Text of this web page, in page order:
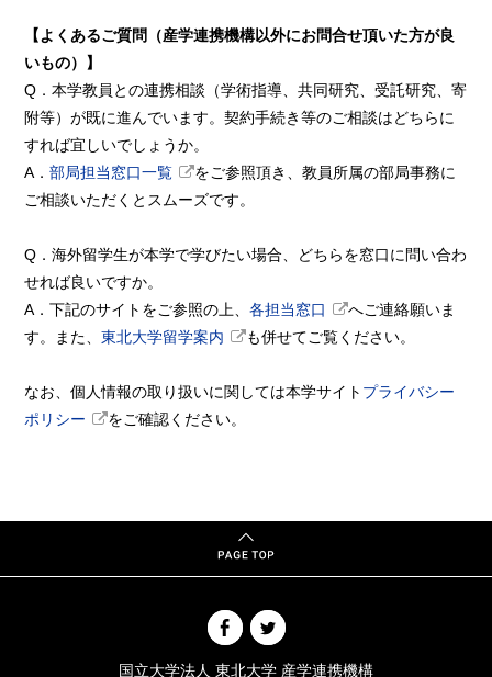
【よくあるご質問（産学連携機構以外にお問合せ頂いた方が良
いもの）】
Q．本学教員との連携相談（学術指導、共同研究、受託研究、寄
附等）が既に進んでいます。契約手続き等のご相談はどちらに
すれば宜しいでしょうか。
A．部局担当窓口一覧
をご参照頂き、教員所属の部局事務に
ご相談いただくとスムーズです。
Q．海外留学生が本学で学びたい場合、どちらを窓口に問い合わ
せれば良いですか。
A．下記のサイトをご参照の上、各担当窓口
へご連絡願いま
す。また、東北大学留学案内 も併せてご覧ください。
なお、個人情報の取り扱いに関しては本学サイト プライバシー
ポリシー
をご確認ください。
国立大学法人 東北大学 産学連携機構